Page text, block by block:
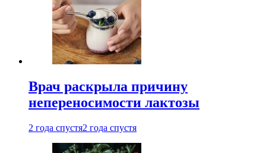
Врач раскрыла причину
непереносимости лактозы
2 года спустя2 года спустя